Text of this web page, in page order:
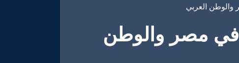
تعرف على شركة تصميم المواقع رقم 1 في مصر والوطن